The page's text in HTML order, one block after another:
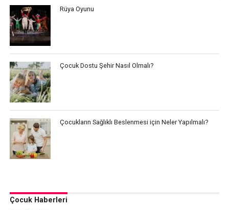
Rüya Oyunu
Çocuk Dostu Şehir Nasıl Olmalı?
Çocukların Sağlıklı Beslenmesi için Neler Yapılmalı?
Çocuk Haberleri